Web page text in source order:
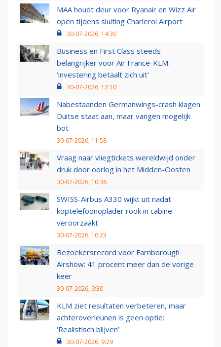
MAA houdt deur voor Ryanair en Wizz Air
open tijdens sluiting Charleroi Airport
30-07-2026, 14:30
Business en First Class steeds
belangrijker voor Air France-KLM:
‘investering betaalt zich uit’
30-07-2026, 12:10
Nabestaanden Germanwings-crash klagen
Duitse staat aan, maar vangen mogelijk
bot
30-07-2026, 11:58
Vraag naar vliegtickets wereldwijd onder
druk door oorlog in het Midden-Oosten
30-07-2026, 10:36
SWISS-Airbus A330 wijkt uit nadat
koptelefoonoplader rook in cabine
veroorzaakt
30-07-2026, 10:23
Bezoekersrecord voor Farnborough
Airshow: 41 procent meer dan de vorige
keer
30-07-2026, 9:30
KLM ziet resultaten verbeteren, maar
achteroverleunen is geen optie:
‘Realistisch blijven’
30-07-2026, 9:29